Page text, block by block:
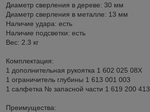
Диаметр сверления в дереве: 30 мм
Диаметр сверления в металле: 13 мм
Наличие удара: есть
Наличие подсветки: есть
Вес: 2.3 кг
Комплектация:
1 дополнительная рукоятка 1 602 025 08X
1 ограничитель глубины 1 613 001 003
1 салфетка № запасной части 1 619 200 413
Преимущества: